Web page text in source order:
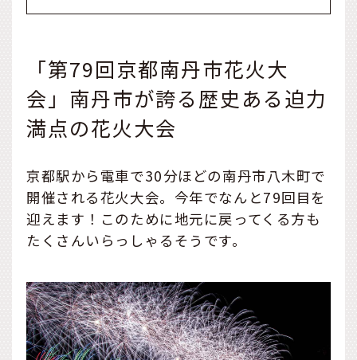
「第79回京都南丹市花火大
会」南丹市が誇る歴史ある迫力
満点の花火大会
京都駅から電車で30分ほどの南丹市八木町で
開催される花火大会。今年でなんと79回目を
迎えます！このために地元に戻ってくる方も
たくさんいらっしゃるそうです。